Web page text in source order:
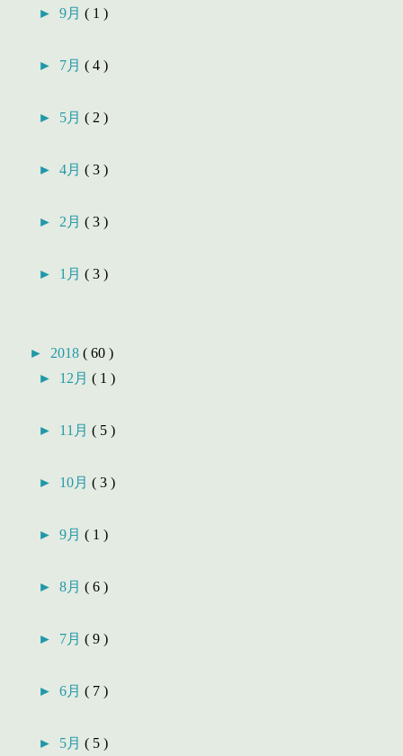
►9月( 1 )
► 7月( 4 )
► 5月( 2 )
►4月( 3 )
► 2月( 3 )
► 1月( 3 )
► 2018( 60 )
► 12月( 1 )
► 11月( 5 )
► 10月( 3 )
►9月( 1 )
►8月( 6 )
► 7月( 9 )
►6月( 7 )
► 5月( 5 )